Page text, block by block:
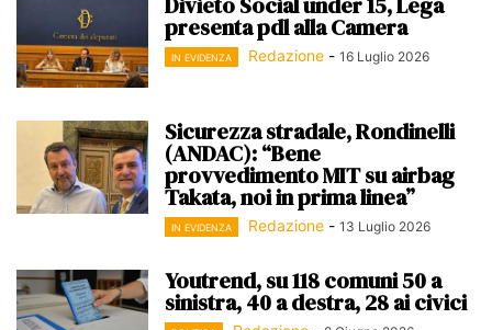
presenta pdl alla Camera
IN EVIDENZA Redazione - 16 Luglio 2026
Sicurezza stradale, Rondinelli
(ANDAC): “Bene
provvedimento MIT su airbag
Takata, noi in prima linea”
IN EVIDENZA Redazione - 13 Luglio 2026
Youtrend, su 118 comuni 50 a
sinistra, 40 a destra, 28 ai civici